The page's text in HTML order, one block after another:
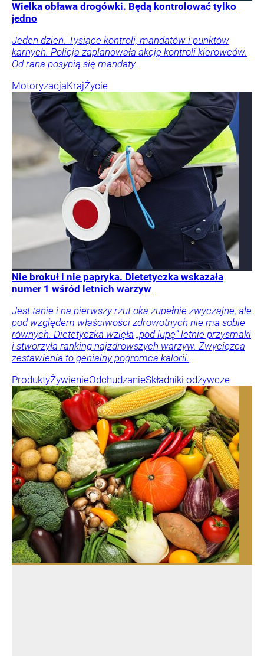
Wielka obława drogówki. Będą kontrolować tylko
jedno
Jeden dzień. Tysiące kontroli, mandatów i punktów
karnych. Policja zaplanowała akcję kontroli kierowców.
Od rana posypią się mandaty.
MotoryzacjaKrajŻycie
Nie brokuł i nie papryka. Dietetyczka wskazała
numer 1 wśród letnich warzyw
Jest tanie i na pierwszy rzut oka zupełnie zwyczajne, ale
pod względem właściwości zdrowotnych nie ma sobie
równych. Dietetyczka wzięła „pod lupę” letnie przysmaki
i stworzyła ranking najzdrowszych warzyw. Zwycięzca
zestawienia to genialny pogromca kalorii.
ProduktyŻywienieOdchudzanieSkładniki odżywcze